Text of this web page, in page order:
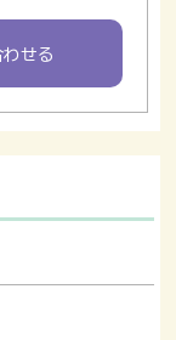
せる